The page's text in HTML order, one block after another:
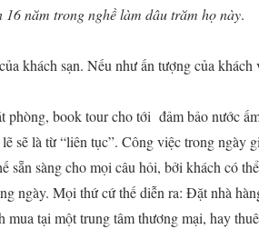
năm trong nghề làm dâu trăm họ này.
khách sạn. Nếu như ấn tượng của
book tour cho tới đảm bảo nước
sẽ là từ “liên tục”. Công việc trong ngày
sẵn sàng cho mọi câu hỏi, bởi khách có
ngày. Mọi thứ cứ thế diễn ra: Đặt nhà
tại một trung tâm thương mại, hay